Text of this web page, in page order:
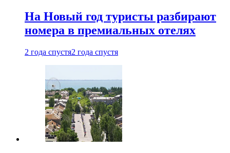
На Новый год туристы разбирают
номера в премиальных отелях
2 года спустя2 года спустя